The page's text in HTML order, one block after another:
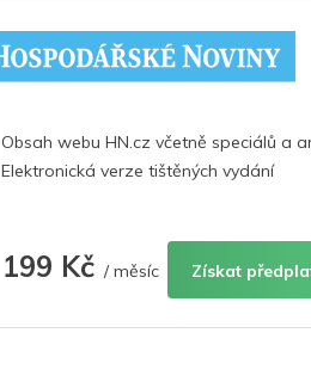
Obsah webu HN.cz včetně speciálů a
Elektronická verze tištěných vydání
199 Kč / měsíc Získat